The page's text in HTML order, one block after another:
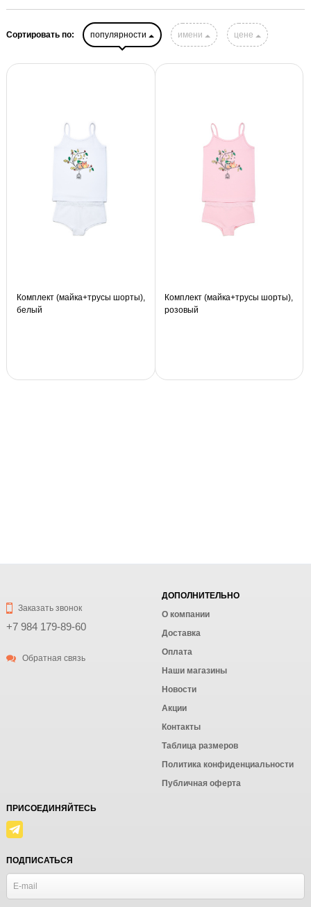
Сортировать по: популярности имени цене
Комплект (майка+трусы шорты),
белый
Комплект (майка+трусы шорты),
розовый
Заказать звонок
+7 984 179-89-60
Обратная связь
ДОПОЛНИТЕЛЬНО
О компании
Доставка
Оплата
Наши магазины
Новости
Акции
Контакты
Таблица размеров
Политика конфиденциальности
Публичная оферта
ПРИСОЕДИНЯЙТЕСЬ
ПОДПИСАТЬСЯ